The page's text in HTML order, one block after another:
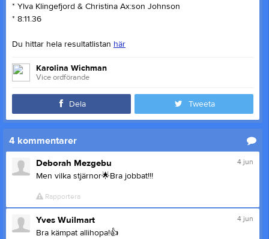
* Ylva Klingefjord & Christina Ax:son Johnson
* 8:11.36
Du hittar hela resultatlistan här
Karolina Wichman
Vice ordförande
Dela Tweeta
4 kommentarer
4 jun
Deborah Mezgebu
Men vilka stjärnor🌟Bra jobbat!!!
Rapportera
4 jun
Yves Wuilmart
Bra kämpat allihopa!👍